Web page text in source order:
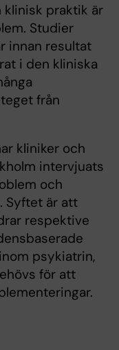
klinisk praktik är
Studier
innan resultat
i den kliniska
från
kliniker och
intervjuats
och
Syftet är att
respektive
psykiatrin,
för att